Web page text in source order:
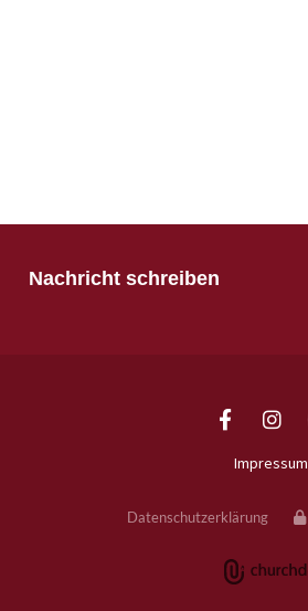
Nachricht schreiben
Impressum
Datenschutzerklärung